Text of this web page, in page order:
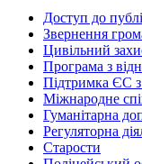
Доступ до
Звернення
Цивільний
Програма з
Підтримка ЄС
Міжнародне
Гуманітарна
Регуляторна
Старости